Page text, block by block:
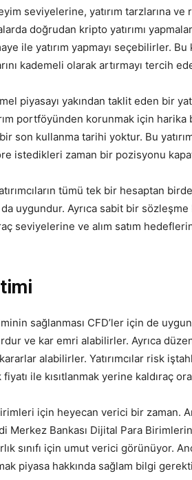
seviyelerine, yatırım tarzlarına
doğrudan kripto yatırımı
ile yatırım yapmayı seçebilirler.
kademeli olarak artırmayı tercih
piyasayı yakından taklit eden bir
portföyünden korunmak için
son kullanma tarihi yoktur. Bu
istedikleri zaman bir pozisyonu
tümü tek bir hesaptan
uygundur. Ayrıca sabit bir sözleşme
seviyelerine ve alım satım
sağlanması CFD’ler için de
ve kar emri alabilirler. Ayrıca
alabilirler. Yatırımcılar risk
ile kısıtlanmak yerine kaldıraç
için heyecan verici bir zaman.
Merkez Bankası Dijital Para
sınıfı için umut verici görünüyor.
piyasa hakkında sağlam bilgi